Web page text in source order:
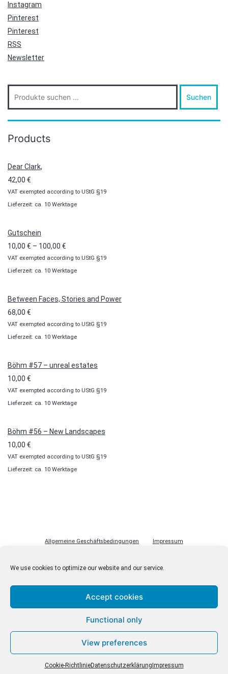
We use cookies to optimize our website and our service.
Accept cookies
Functional only
View preferences
Cookie-RichtlinieDatenschutzerklärung Impressum
Instagram
Pinterest
Pinterest
RSS
Newsletter
Suche
nach:
Suchen
Products
Dear Clark,
42,00 €
VAT exempted according to UStG §19
Lieferzeit: ca. 10 Werktage
Gutschein
10,00 € – 100,00 €
10,00 €
bis
VAT exempted according to UStG §19
Lieferzeit: ca. 10 Werktage
Between Faces, Stories and Power
68,00 €
VAT exempted according to UStG §19
Lieferzeit: ca. 10 Werktage
Böhm #57 – unreal estates
10,00 €
VAT exempted according to UStG §19
Lieferzeit: ca. 10 Werktage
Böhm #56 – New Landscapes
10,00 €
VAT exempted according to UStG §19
Lieferzeit: ca. 10 Werktage
Allgemeine Geschäftsbedingungen Impressum